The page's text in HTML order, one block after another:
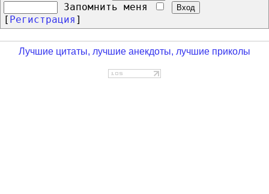
Запомнить меня
[ Регистрация ]
Лучшие цитаты, лучшие анекдоты, лучшие приколы